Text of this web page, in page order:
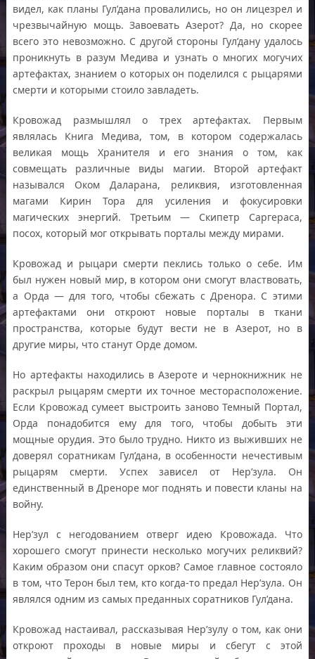
видел, как планы Гул’дана провалились, но он лицезрел и
чрезвычайную мощь. Завоевать Азерот? Да, но скорее
всего это невозможно. С другой стороны Гул’дану удалось
проникнуть в разум Медива и узнать о многих могучих
артефактах, знанием о которых он поделился с рыцарями
смерти и которыми стоило завладеть.
Кровожад размышлял о трех артефактах. Первым
являлась Книга Медива, том, в котором содержалась
великая мощь Хранителя и его знания о том, как
совмещать различные виды магии. Второй артефакт
назывался Оком Даларана, реликвия, изготовленная
магами Кирин Тора для усиления и фокусировки
магических энергий. Третьим — Скипетр Саргераса,
посох, который мог открывать порталы между мирами.
Кровожад и рыцари смерти пеклись только о себе. Им
был нужен новый мир, в котором они смогут властвовать,
а Орда — для того, чтобы сбежать с Дренора. С этими
артефактами они откроют новые порталы в ткани
пространства, которые будут вести не в Азерот, но в
другие миры, что станут Орде домом.
Но артефакты находились в Азероте и чернокнижник не
раскрыл рыцарям смерти их точное месторасположение.
Если Кровожад сумеет выстроить заново Темный Портал,
Орда понадобится ему для того, чтобы добыть эти
мощные орудия. Это было трудно. Никто из выживших не
доверял соратникам Гул’дана, в особенности нечестивым
рыцарям смерти. Успех зависел от Нер’зула. Он
единственный в Дреноре мог поднять и повести кланы на
войну.
Нер’зул с негодованием отверг идею Кровожада. Что
хорошего смогут принести несколько могучих реликвий?
Каким образом они спасут орков? Самое главное состояло
в том, что Терон был тем, кто когда-то предал Нер’зула. Он
являлся одним из самых преданных соратников Гул’дана.
Кровожад настаивал, рассказывая Нер’зулу о том, как они
откроют проходы в новые миры и сбегут с этой